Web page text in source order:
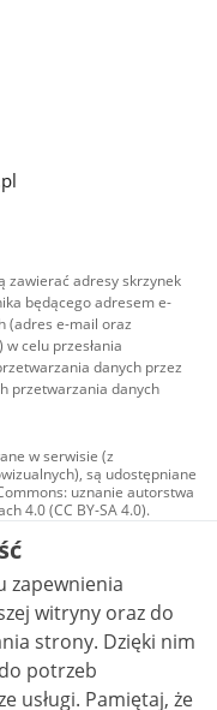
zawierać adresy skrzynek
będącego adresem e-
(adres e-mail oraz
celu przesłania
danych przez
przetwarzania danych
w serwisie (z
są udostępniane
uznanie autorstwa
4.0 (CC BY-SA 4.0).
tym zdjęcia, materiały
na licencji typu
autorstwa użycie
zależnych 4.0 (CC BY-
stwierdzone inaczej.
zapewnienia
witryny oraz do
Dzięki nim
potrzeb
że